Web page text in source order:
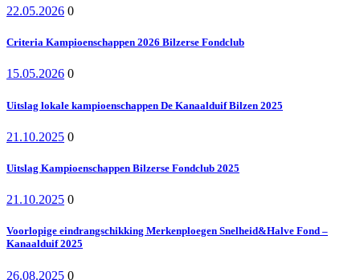
22.05.2026 0
Criteria Kampioenschappen 2026 Bilzerse Fondclub
15.05.2026 0
Uitslag lokale kampioenschappen De Kanaalduif Bilzen 2025
21.10.2025 0
Uitslag Kampioenschappen Bilzerse Fondclub 2025
21.10.2025 0
Voorlopige eindrangschikking Merkenploegen Snelheid&Halve Fond –
Kanaalduif 2025
26.08.2025 0